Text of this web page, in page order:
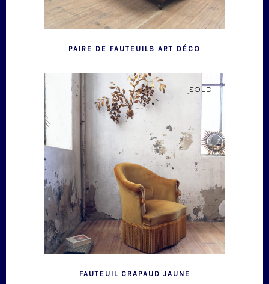
PAIRE DE FAUTEUILS ART DÉCO
SOLD
FAUTEUIL CRAPAUD JAUNE